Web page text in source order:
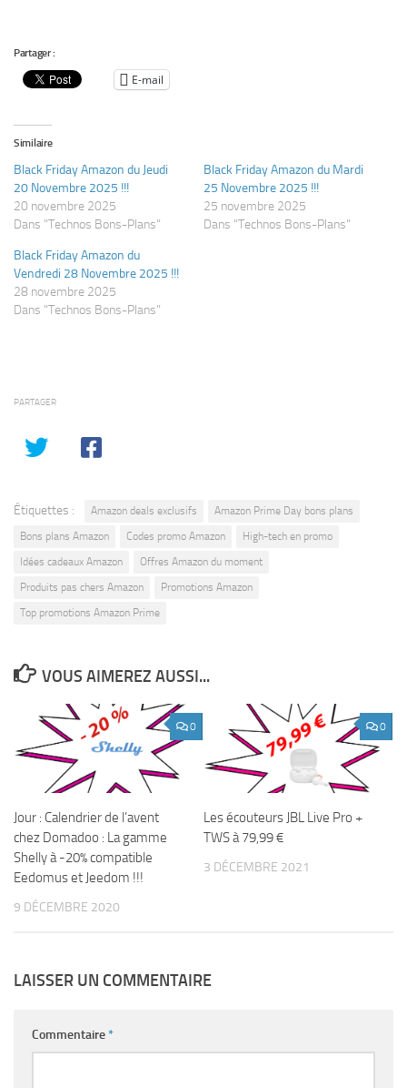
Partager :
E-mail
Similaire
Black Friday Amazon du Jeudi
20 Novembre 2025 !!!
20 novembre 2025
Dans "Technos Bons-Plans"
Black Friday Amazon du Mardi
25 Novembre 2025 !!!
25 novembre 2025
Dans "Technos Bons-Plans"
Black Friday Amazon du
Vendredi 28 Novembre 2025 !!!
28 novembre 2025
Dans "Technos Bons-Plans"
PARTAGER
Étiquettes : Amazon deals exclusifs
Amazon Prime Day bons plans
Bons plans Amazon
Codes promo Amazon
High-tech en promo
Idées cadeaux Amazon
Offres Amazon du moment
Produits pas chers Amazon
Promotions Amazon
Top promotions Amazon Prime
VOUS AIMEREZ AUSSI...
0
Jour : Calendrier de l’avent
chez Domadoo : La gamme
Shelly à -20% compatible
Eedomus et Jeedom !!!
9 DÉCEMBRE 2020
0
Les écouteurs JBL Live Pro +
TWS à 79,99 €
3 DÉCEMBRE 2021
LAISSER UN COMMENTAIRE
Commentaire*